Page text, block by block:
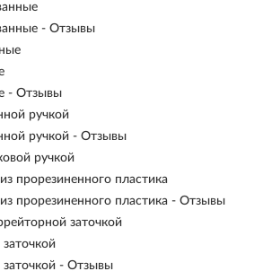
- Отзывы
- Отзывы
ручкой
ручкой - Отзывы
ручкой
прорезиненного пластика
прорезиненного пластика - Отзывы
заточкой
- Отзывы